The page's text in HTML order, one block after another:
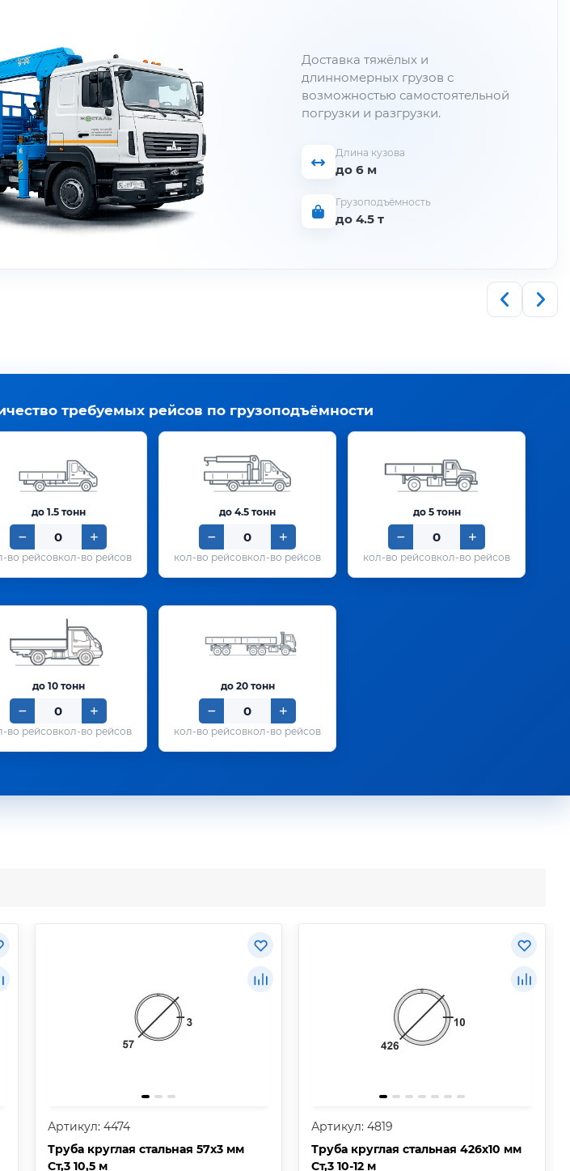
Доставка тяжёлых и
длинномерных грузов с
возможностью самостоятельной
погрузки и разгрузки.
Длина кузова
до 6 м
Грузоподъёмность
до 4.5 т
требуемых рейсов по грузоподъёмности
до 1.5 тонн
кол-во рейсов
до 4.5 тонн
кол-во рейсов
до 5 тонн
кол-во рейсов
до 10 тонн
кол-во рейсов
до 20 тонн
кол-во рейсов
Артикул: 4474
Труба круглая стальная 57х3 мм
Ст,3 10,5 м
Артикул: 4819
Труба круглая стальная 426х10 мм
Ст,3 10-12 м